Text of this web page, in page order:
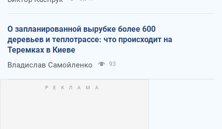
О запланированной вырубке более 600
деревьев и теплотрассе: что происходит на
Теремках в Киеве
Владислав Самойленко 93